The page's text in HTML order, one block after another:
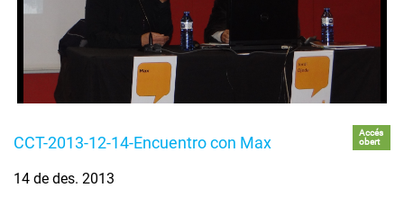
CCT-2013-12-14-Encuentro con Max
Accés
obert
14 de des. 2013